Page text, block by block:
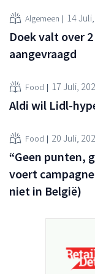
Algemeen 14
Doek valt over
aangevraagd
Food 17 Juli,
Aldi wil Lidl-
Food 20 Juli,
“Geen punten,
voert
niet in België)